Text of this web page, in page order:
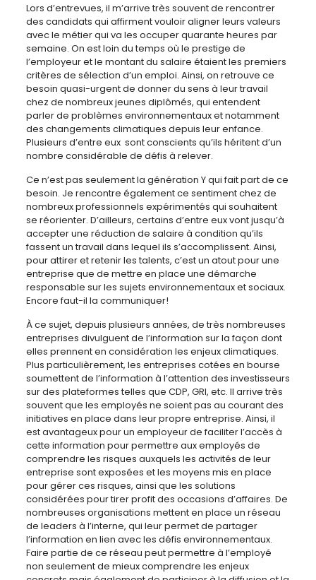
Lors d’entrevues, il m’arrive très souvent de rencontrer
des candidats qui affirment vouloir aligner leurs valeurs
avec le métier qui va les occuper quarante heures par
semaine. On est loin du temps où le prestige de
l’employeur et le montant du salaire étaient les premiers
critères de sélection d’un emploi. Ainsi, on retrouve ce
besoin quasi-urgent de donner du sens à leur travail
chez de nombreux jeunes diplômés, qui entendent
parler de problèmes environnementaux et notamment
des changements climatiques depuis leur enfance.
Plusieurs d’entre eux sont conscients qu’ils héritent d’un
nombre considérable de défis à relever.
Ce n’est pas seulement la génération Y qui fait part de ce
besoin. Je rencontre également ce sentiment chez de
nombreux professionnels expérimentés qui souhaitent
se réorienter. D’ailleurs, certains d’entre eux vont jusqu’à
accepter une réduction de salaire à condition qu’ils
fassent un travail dans lequel ils s’accomplissent. Ainsi,
pour attirer et retenir les talents, c’est un atout pour une
entreprise que de mettre en place une démarche
responsable sur les sujets environnementaux et sociaux.
Encore faut-il la communiquer!
À ce sujet, depuis plusieurs années, de très nombreuses
entreprises divulguent de l’information sur la façon dont
elles prennent en considération les enjeux climatiques.
Plus particulièrement, les entreprises cotées en bourse
soumettent de l’information à l’attention des investisseurs
sur des plateformes telles que CDP, GRI, etc. Il arrive très
souvent que les employés ne soient pas au courant des
initiatives en place dans leur propre entreprise. Ainsi, il
est avantageux pour un employeur de faciliter l’accès à
cette information pour permettre aux employés de
comprendre les risques auxquels les activités de leur
entreprise sont exposées et les moyens mis en place
pour gérer ces risques, ainsi que les solutions
considérées pour tirer profit des occasions d’affaires. De
nombreuses organisations mettent en place un réseau
de leaders à l’interne, qui leur permet de partager
l’information en lien avec les défis environnementaux.
Faire partie de ce réseau peut permettre à l’employé
non seulement de mieux comprendre les enjeux